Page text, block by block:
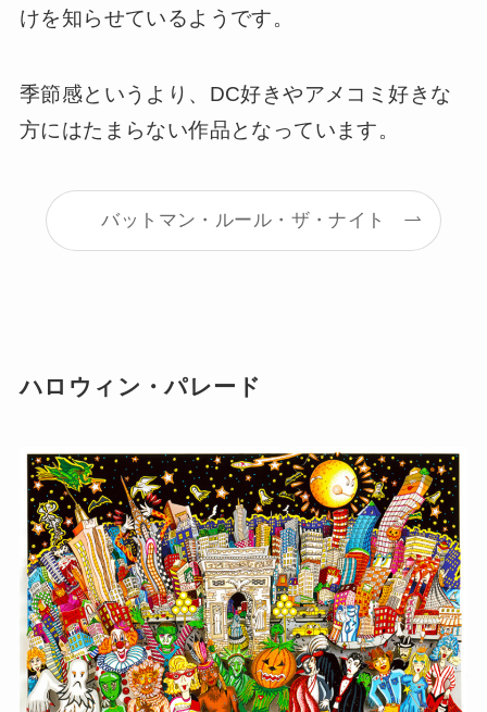
けを知らせているようです。
季節感というより、DC好きやアメコミ好きな
方にはたまらない作品となっています。
バットマン・ルール・ザ・ナイト
ハロウィン・パレード